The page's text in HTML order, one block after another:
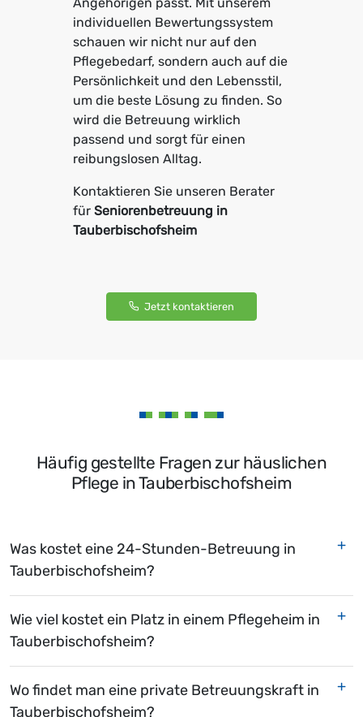
individuellen Bewertungssystem
schauen wir nicht nur auf den
Pflegebedarf, sondern auch auf die
Persönlichkeit und den Lebensstil,
um die beste Lösung zu finden. So
wird die Betreuung wirklich
passend und sorgt für einen
reibungslosen Alltag.
Kontaktieren Sie unseren Berater
für Seniorenbetreuung in
Tauberbischofsheim
Jetzt kontaktieren
Häufig gestellte Fragen zur häuslichen
Pflege in Tauberbischofsheim
Was kostet eine 24-Stunden-Betreuung in
Tauberbischofsheim?
Wie viel kostet ein Platz in einem Pflegeheim in
Tauberbischofsheim?
Wo findet man eine private Betreuungskraft in
Tauberbischofsheim?